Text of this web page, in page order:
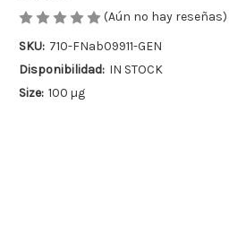
(Aún no hay reseñas)
SKU: 710-FNab09911-GEN
Disponibilidad: IN STOCK
Size: 100 µg